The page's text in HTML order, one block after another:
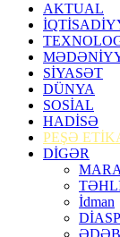
AKTUAL
SİYASƏT
DÜNYA
SOSİAL
HADİSƏ
PEŞƏ
DİGƏR
İdman